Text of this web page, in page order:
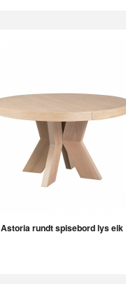
Astoria rundt spisebord lys eik